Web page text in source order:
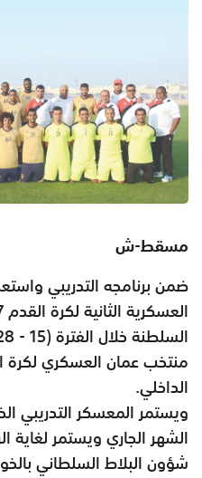
مسقط-ش
ضمن برنامجه التدريبي
منتخب عمان العسكري لكرة
الداخلي.
ويستمر المعسكر
الشهر الجاري ويستمر
شؤون البلاط السلطاني